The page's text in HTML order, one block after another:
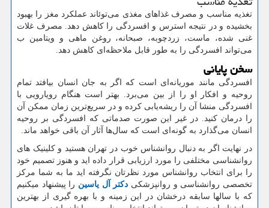
تغذیه مناسب و مصرف غذاهای مغذی می‌توئاند عملکرد مغز را بهبود
بخشیده و در نتیجه استرس و افسردگی را کاهش دهد. مصرف غلات
غنی شده، ماست، زردچوبه، صبحانه، روغن ماهی و ویتامین ب
می‌تواند افسردگی را به طور قابل ملاحظه‌ای کاهش دهد.
سخن پایانی
افسردگی مانند موریانه‌ای است که اگر به جان انسان بیافتد تمام
روحیه و افکار او را از بین می‌برد. بهتر است هنگام رویارویی با
افسردگی منشا آن را ریشه‌یابی کرده و در سریع‌ترین زمان ممکن آن
را درمان کنید. در غیر این صورت صدماتی که افسردگی بر روحیه
انسان می‌گذارد به گونه‌ای است که سال‌ها آثار آن باقی خواهد ماند.
در نهایت اگر به دنبال روانشناس خوب در تهران هستید و کلینیک های
روانشناسی مختلفی را مورد ارزیابی قرار داده اید و هنوز تصمیم خود
را برای انتخاب روانشناس مورد نظرتان نگرفته اید ما به شما مرکز
تخصصی روانشناسی و روانپزشکی دکتر آل یاسین را پیشنهاد میکنیم
که با سالها سابقه درخشان در این زمینه و با بهره گیری از بهترین